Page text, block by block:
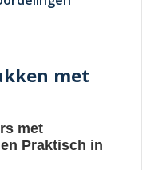
met
met
Praktisch in